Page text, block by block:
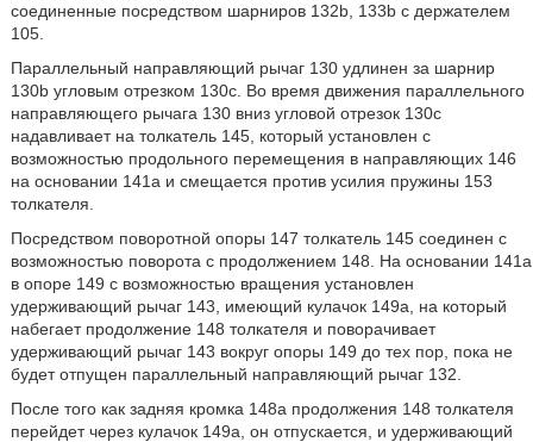
соединенные посредством шарниров 132b, 133b с держателем
105.
Параллельный направляющий рычаг 130 удлинен за шарнир
130b угловым отрезком 130c. Во время движения параллельного
направляющего рычага 130 вниз угловой отрезок 130c
надавливает на толкатель 145, который установлен с
возможностью продольного перемещения в направляющих 146
на основании 141a и смещается против усилия пружины 153
толкателя.
Посредством поворотной опоры 147 толкатель 145 соединен с
возможностью поворота с продолжением 148. На основании 141a
в опоре 149 с возможностью вращения установлен
удерживающий рычаг 143, имеющий кулачок 149a, на который
набегает продолжение 148 толкателя и поворачивает
удерживающий рычаг 143 вокруг опоры 149 до тех пор, пока не
будет отпущен параллельный направляющий рычаг 132.
После того как задняя кромка 148а продолжения 148 толкателя
перейдет через кулачок 149a, он отпускается, и удерживающий